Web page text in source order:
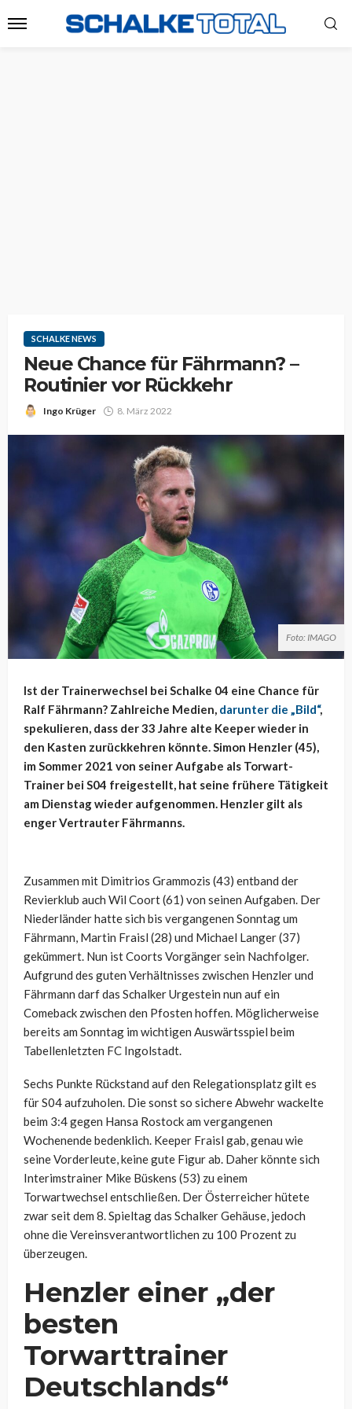
SCHALKE NEWS
Neue Chance für Fährmann? –
Routinier vor Rückkehr
Ingo Krüger 8. März 2022
Foto: IMAGO
Ist der Trainerwechsel bei Schalke 04 eine Chance für
Ralf Fährmann? Zahlreiche Medien, darunter die „Bild“,
spekulieren, dass der 33 Jahre alte Keeper wieder in
den Kasten zurückkehren könnte. Simon Henzler (45),
im Sommer 2021 von seiner Aufgabe als Torwart-
Trainer bei S04 freigestellt, hat seine frühere Tätigkeit
am Dienstag wieder aufgenommen. Henzler gilt als
enger Vertrauter Fährmanns.
Zusammen mit Dimitrios Grammozis (43) entband der
Revierklub auch Wil Coort (61) von seinen Aufgaben. Der
Niederländer hatte sich bis vergangenen Sonntag um
Fährmann, Martin Fraisl (28) und Michael Langer (37)
gekümmert. Nun ist Coorts Vorgänger sein Nachfolger.
Aufgrund des guten Verhältnisses zwischen Henzler und
Fährmann darf das Schalker Urgestein nun auf ein
Comeback zwischen den Pfosten hoffen. Möglicherweise
bereits am Sonntag im wichtigen Auswärtsspiel beim
Tabellenletzten FC Ingolstadt.
Sechs Punkte Rückstand auf den Relegationsplatz gilt es
für S04 aufzuholen. Die sonst so sichere Abwehr wackelte
beim 3:4 gegen Hansa Rostock am vergangenen
Wochenende bedenklich. Keeper Fraisl gab, genau wie
seine Vorderleute, keine gute Figur ab. Daher könnte sich
Interimstrainer Mike Büskens (53) zu einem
Torwartwechsel entschließen. Der Österreicher hütete
zwar seit dem 8. Spieltag das Schalker Gehäuse, jedoch
ohne die Vereinsverantwortlichen zu 100 Prozent zu
überzeugen.
Henzler einer „der
besten
Torwarttrainer
Deutschlands“